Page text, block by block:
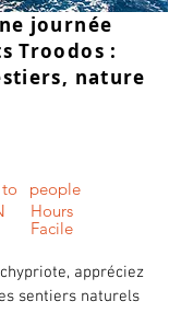
journée
Troodos :
nature
people
Hours
Facile
appréciez
sentiers naturels